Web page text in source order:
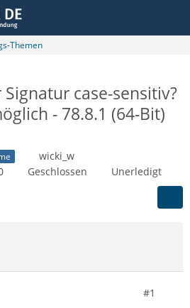
Themen
case-sensitiv?
- 78.8.1 (64-Bit)
wicki_w
Geschlossen Unerledigt
#1